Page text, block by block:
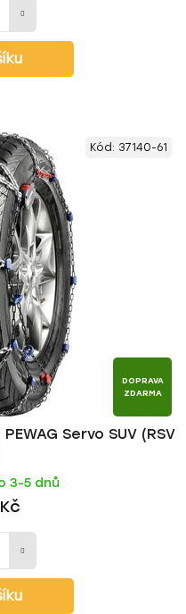
DOPRAVA
ZDARMA
Servo SUV (RSV
3-5 dnů
Kód: 37140-61